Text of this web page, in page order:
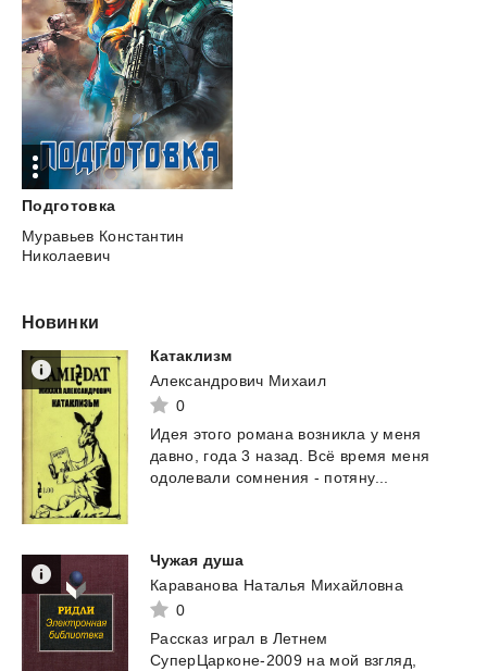
Подготовка
Муравьев Константин
Николаевич
Новинки
Катаклизм
Александрович Михаил
0
Идея этого романа возникла у меня
давно,
года 3 назад. Всё время меня
одолевали сомнения - потяну...
Чужая душа
Караванова Наталья Михайловна
0
Рассказ играл в Летнем
СуперЦарконе-2009 на мой взгляд,